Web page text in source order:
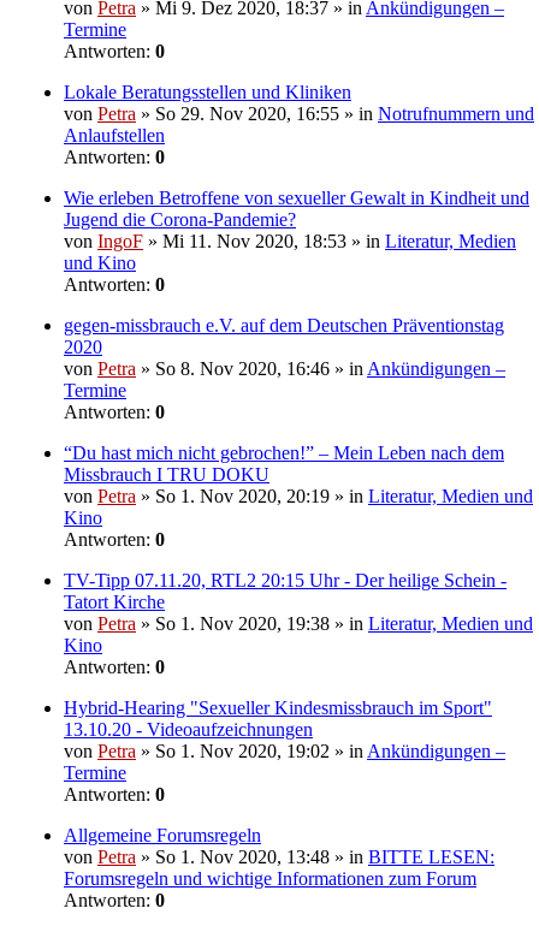
von Petra » Mi 9. Dez 2020, 18:37 » in Ankündigungen –
Termine
Antworten: 0
Lokale Beratungsstellen und Kliniken
von Petra » So 29. Nov 2020, 16:55 » in Notrufnummern und
Anlaufstellen
Antworten: 0
Wie erleben Betroffene von sexueller Gewalt in Kindheit und
Jugend die Corona-Pandemie?
von IngoF » Mi 11. Nov 2020, 18:53 » in Literatur, Medien
und Kino
Antworten: 0
gegen-missbrauch e.V. auf dem Deutschen Präventionstag
2020
von Petra » So 8. Nov 2020, 16:46 » in Ankündigungen –
Termine
Antworten: 0
“Du hast mich nicht gebrochen!” – Mein Leben nach dem
Missbrauch I TRU DOKU
von Petra » So 1. Nov 2020, 20:19 » in Literatur, Medien und
Kino
Antworten: 0
TV-Tipp 07.11.20, RTL2 20:15 Uhr - Der heilige Schein -
Tatort Kirche
von Petra » So 1. Nov 2020, 19:38 » in Literatur, Medien und
Kino
Antworten: 0
Hybrid-Hearing "Sexueller Kindesmissbrauch im Sport"
13.10.20 - Videoaufzeichnungen
von Petra » So 1. Nov 2020, 19:02 » in Ankündigungen –
Termine
Antworten: 0
Allgemeine Forumsregeln
von Petra » So 1. Nov 2020, 13:48 » in BITTE LESEN:
Forumsregeln und wichtige Informationen zum Forum
Antworten: 0